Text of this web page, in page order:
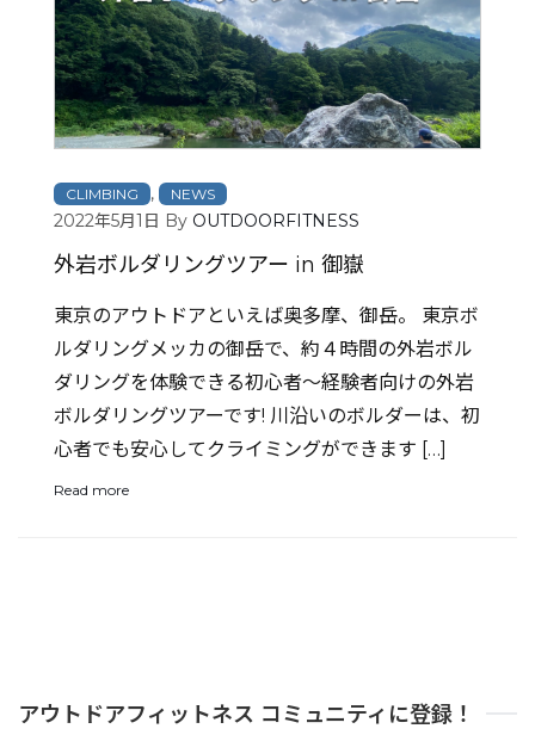
CLIMBING , NEWS
2022年5月1日 By OUTDOORFITNESS
外岩ボルダリングツアー in 御嶽
東京のアウトドアといえば奥多摩、御岳。 東京ボ
ルダリングメッカの御岳で、約４時間の外岩ボル
ダリングを体験できる初心者〜経験者向けの外岩
ボルダリングツアーです! 川沿いのボルダーは、初
心者でも安心してクライミングができます […]
Read more
アウトドアフィットネス コミュニティに登録！